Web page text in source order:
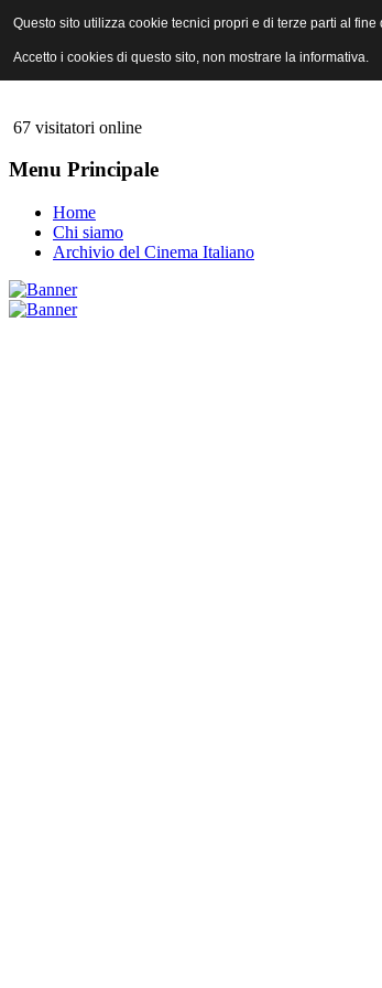
ANICA | Associazione Nazionale Industrie
67 visitatori online
Menu Principale
Home
Chi siamo
Archivio del Cinema Italiano
Questo sito utilizza cookie tecnici propri e di terze parti al
Accetto i cookies di questo sito, non mostrare la informativa.
Questo sito utilizza cookie tecnici propri e di terze parti al
Accetto i cookies di questo sito, non mostrare la informativa.